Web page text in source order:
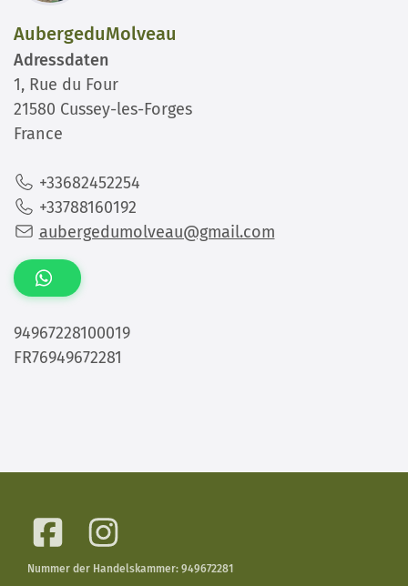
AubergeduMolveau
Adressdaten
1, Rue du Four
21580 Cussey-les-Forges
France
+33682452254
+33788160192
aubergedumolveau@gmail.com
94967228100019
FR76949672281
Nummer der Handelskammer: 949672281